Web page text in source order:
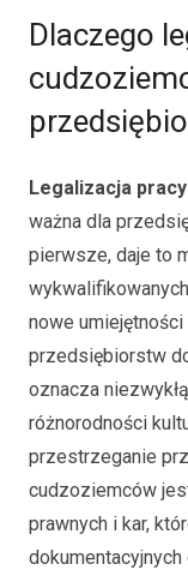
Dlaczego
Legalizacja
ważna dla
pierwsze, daje to
nowe
przedsiębiorstw
oznacza
różnorodności
przestrzeganie
cudzoziemców
prawnych i kar,